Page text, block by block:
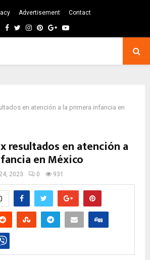
Advertisement Contact
Facebook
TwitterInstagram
Pinterest
GoogleYoutube
en atención a la primera infancia en
resultados en atención a
en México
2023 0 931